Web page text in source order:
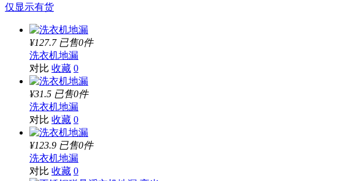
仅显示有货
¥127.7 已售0件
洗衣机地漏
对比 收藏 0
¥31.5 已售0件
洗衣机地漏
对比 收藏 0
¥123.9 已售0件
洗衣机地漏
对比 收藏 0